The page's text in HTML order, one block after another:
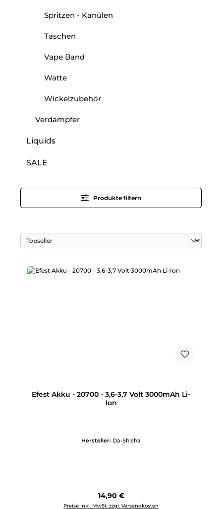
Spritzen - Kanülen
Taschen
Vape Band
Watte
Wickelzubehör
Verdampfer
Liquids
SALE
Produkte filtern
Efest Akku - 20700 - 3,6-3,7 Volt 3000mAh Li-
Ion
Hersteller: Da-Shisha
Regulärer Preis:
14,90 €
Preise inkl. MwSt. zzgl. Versandkosten